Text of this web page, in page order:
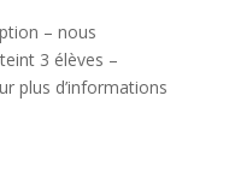
– nous
3 élèves –
plus d’informations